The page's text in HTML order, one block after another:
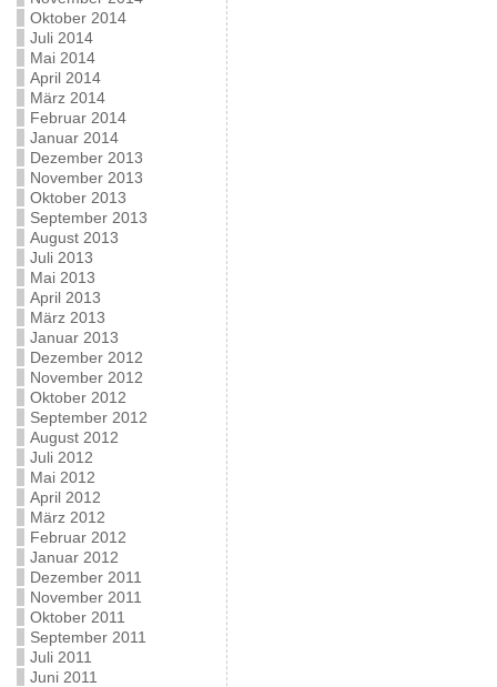
Oktober 2014
Juli 2014
Mai 2014
April 2014
März 2014
Februar 2014
Januar 2014
Dezember 2013
November 2013
Oktober 2013
September 2013
August 2013
Juli 2013
Mai 2013
April 2013
März 2013
Januar 2013
Dezember 2012
November 2012
Oktober 2012
September 2012
August 2012
Juli 2012
Mai 2012
April 2012
März 2012
Februar 2012
Januar 2012
Dezember 2011
November 2011
Oktober 2011
September 2011
Juli 2011
Juni 2011